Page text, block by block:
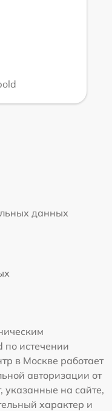
данных
по истечении
в Москве работает
авторизации от
указанные на сайте,
характер и